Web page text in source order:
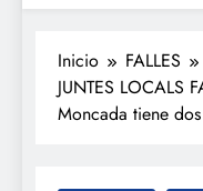
Inicio
FALLES
JUNTES LOCALS
Moncada tiene